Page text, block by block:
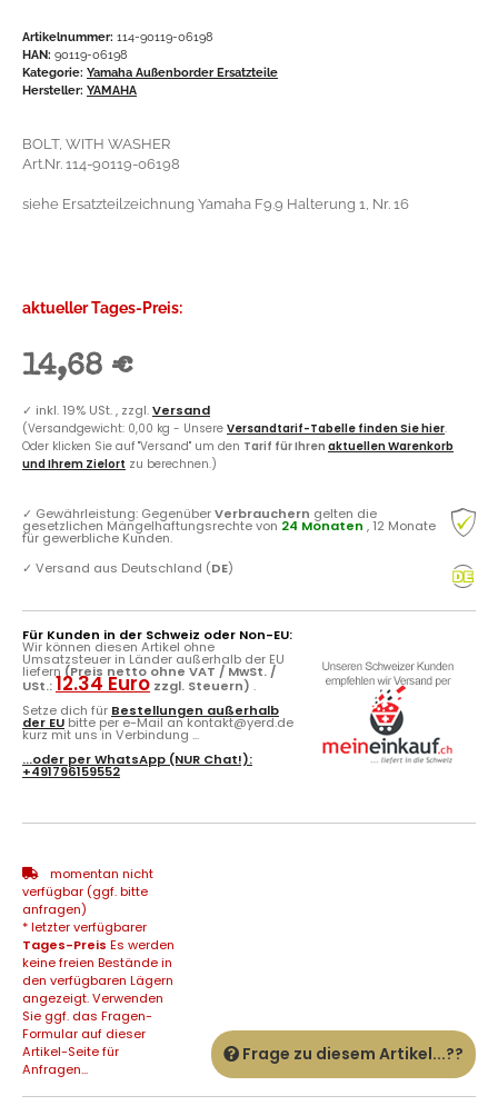
Artikelnummer: 114-90119-06198
HAN: 90119-06198
Kategorie: Yamaha Außenborder Ersatzteile
Hersteller: YAMAHA
BOLT, WITH WASHER
Art.Nr. 114-90119-06198
siehe Ersatzteilzeichnung Yamaha F9.9 Halterung 1, Nr. 16
aktueller Tages-Preis:
14,68 €
✓ inkl. 19% USt. , zzgl.Versand
(Versandgewicht: 0,00 kg - Unsere Versandtarif-Tabelle finden Sie hier.
Oder klicken Sie auf "Versand" um den Tarif für Ihren aktuellen Warenkorb
und Ihrem Zielort zu berechnen.)
✓ Gewährleistung: GegenüberVerbrauchern gelten die
gesetzlichen Mängelhaftungsrechte von 24 Monaten , 12 Monate
für gewerbliche Kunden.
✓ Versand aus Deutschland (DE)
Für Kunden in der Schweiz oder Non-EU:
Wir können diesen Artikel ohne
Umsatzsteuer in Länder außerhalb der EU
liefern (Preis netto ohne VAT / MwSt. /
USt.:12.34 Euro zzgl. Steuern) .
Setze dich für Bestellungen außerhalb
der EU bitte per e-Mail an kontakt@yerd.de
kurz mit uns in Verbindung ...
...oder perWhatsApp (NUR Chat!):
+491796159552
momentan nicht
verfügbar (ggf. bitte
anfragen)
* letzter verfügbarer
Tages-Preis Es werden
keine freien Bestände in
den verfügbaren Lägern
angezeigt. Verwenden
Sie ggf. das Fragen-
Formular auf dieser
Artikel-Seite für
Anfragen...
Frage zu diesem Artikel...??